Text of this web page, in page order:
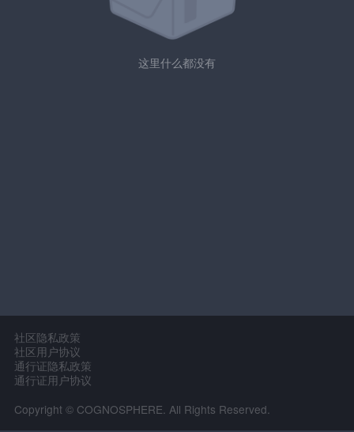
这里什么都没有
社区隐私政策
社区用户协议
通行证隐私政策
通行证用户协议
Copyright © COGNOSPHERE. All Rights Reserved.